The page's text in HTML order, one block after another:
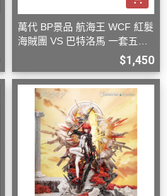
萬代 BP景品 航海王 WCF 紅髮
海賊團 VS 巴特洛馬 一套五款
$1,450